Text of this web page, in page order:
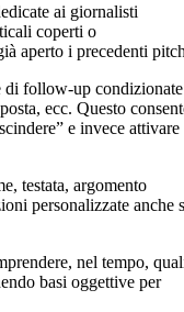
ai giornalisti
coperti o
aperto i precedenti
di follow-up condizionate
ecc. Questo
e invece attivare
testata, argomento
personalizzate anche
nel tempo,
basi oggettive per